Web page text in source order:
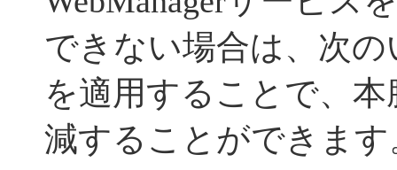
できない場合は、次
を適用することで、
減することができます